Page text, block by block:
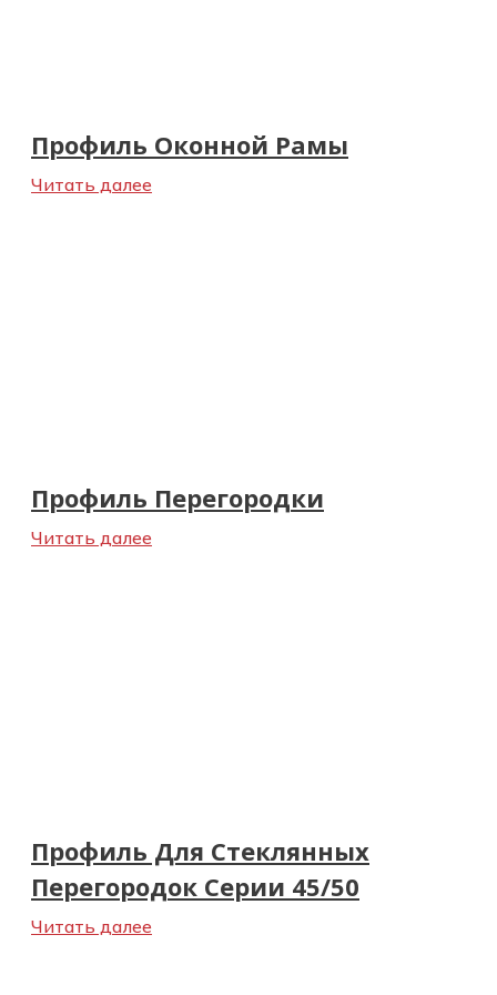
Профиль Оконной Рамы
Читать далее
Профиль Перегородки
Читать далее
Профиль Для Стеклянных
Перегородок Серии 45/50
Читать далее